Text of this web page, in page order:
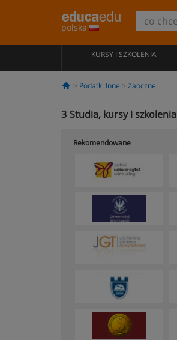
polska
KURSY I SZKOLENIA
Podatki Inne Zaoczne
3 Studia, kursy i
Rekomendowane